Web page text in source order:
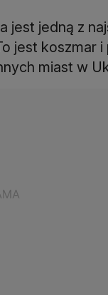
jest jedną z
jest koszmar i
miast w